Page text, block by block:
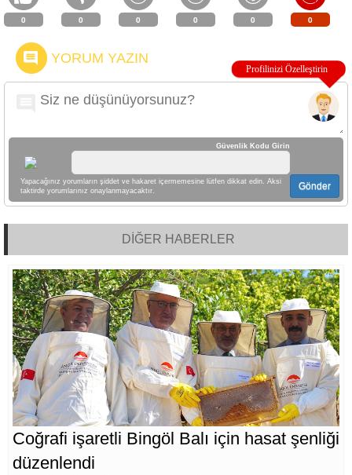
0 0 0 0 0 0
YORUM YAZIN
Güvenlik Kodu Girin
Yapacağınız yorumların şiddet ve hakaret içermemesine lütfen dikkat edin. Aksi
taktirde yorumlarınız onaylanmayacaktır.
Gönder
DİĞER HABERLER
Coğrafi işaretli Bingöl Balı için hasat şenliği
düzenlendi